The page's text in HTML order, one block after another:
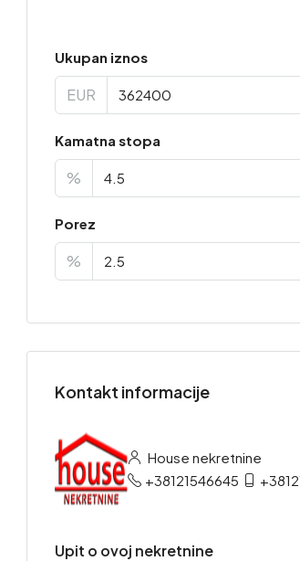
Ukupan iznos
EUR
Kamatna stopa
%
Porez
%
Kontakt informacije
House nekretnine
+38121546645
Upit o ovoj nekretnine